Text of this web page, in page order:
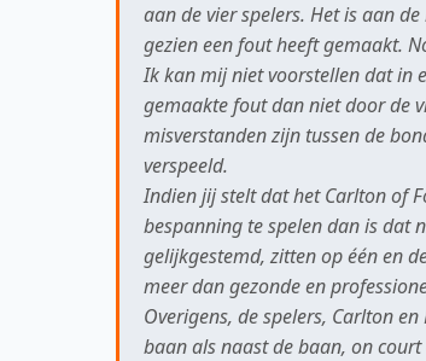
aan de vier spelers. Het is aan
gezien een fout heeft gemaakt.
Ik kan mij niet voorstellen dat in
gemaakte fout dan niet door de
misverstanden zijn tussen de
verspeeld.
Indien jij stelt dat het Carlton of
bespanning te spelen dan is dat
gelijkgestemd, zitten op één en
meer dan gezonde en
Overigens, de spelers, Carlton
baan als naast de baan, on